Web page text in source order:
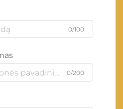
0/100
0/200